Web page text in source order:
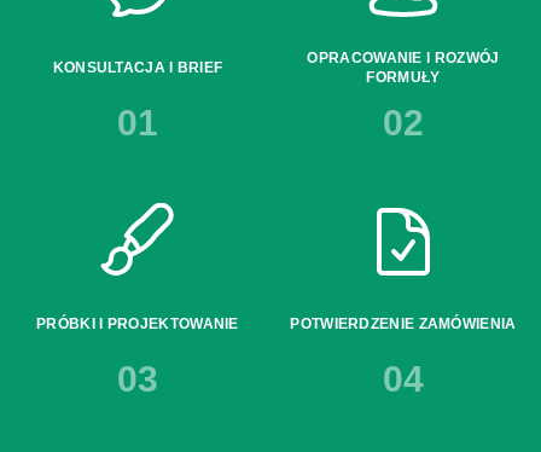
KONSULTACJA I BRIEF
01
OPRACOWANIE I ROZWÓJ
FORMUŁY
02
PRÓBKI I PROJEKTOWANIE
03
POTWIERDZENIE ZAMÓWIENIA
04